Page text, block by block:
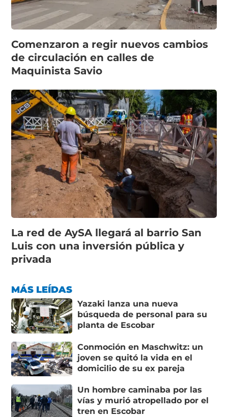
Comenzaron a regir nuevos cambios
de circulación en calles de
Maquinista Savio
La red de AySA llegará al barrio San
Luis con una inversión pública y
privada
MÁS LEÍDAS
Yazaki lanza una nueva
búsqueda de personal para su
planta de Escobar
Conmoción en Maschwitz: un
joven se quitó la vida en el
domicilio de su ex pareja
Un hombre caminaba por las
vías y murió atropellado por el
tren en Escobar